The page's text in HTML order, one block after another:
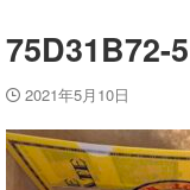
75D31B72-
2021年5月10日